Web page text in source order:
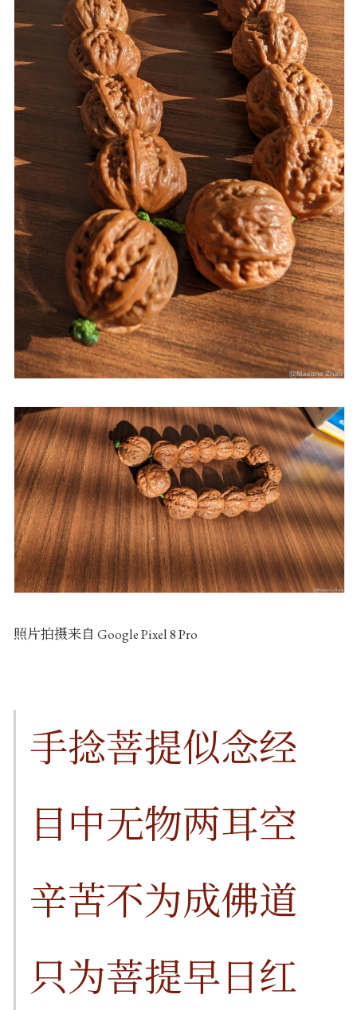
照片拍摄来自 Google Pixel 8 Pro
手捻菩提似念经
目中无物两耳空
辛苦不为成佛道
只为菩提早日红